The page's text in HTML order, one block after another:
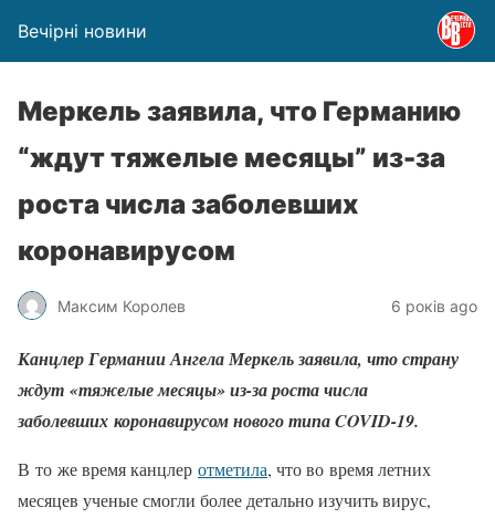
Вечірні новини
Меркель заявила, что Германию
“ждут тяжелые месяцы” из-за
роста числа заболевших
коронавирусом
Максим Королев 6 років ago
Канцлер Германии Ангела Меркель заявила, что страну
ждут «тяжелые месяцы» из-за роста числа
заболевших коронавирусом нового типа COVID-19.
В то же время канцлер отметила, что во время летних
месяцев ученые смогли более детально изучить вирус,